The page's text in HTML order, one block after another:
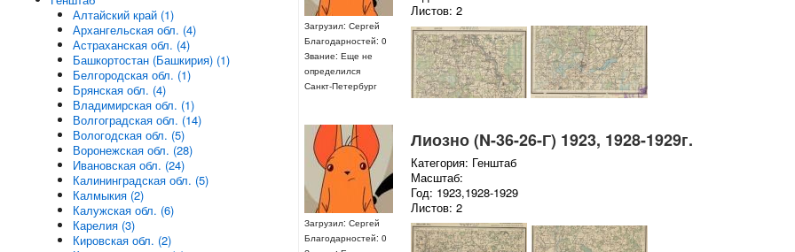
Загрузил: Сергей
Благодарностей: 0
Звание: Еще не
определился
Санкт-Петербург
Листов: 2
Загрузил: Сергей
Благодарностей: 0
Лиозно (N-36-26-Г) 1923, 1928-1929г.
Категория: Генштаб
Масштаб:
Год: 1923,1928-1929
Листов: 2
Алтайский край (1)
Архангельская обл. (4)
Астраханская обл. (4)
Башкортостан (Башкирия) (1)
Белгородская обл. (1)
Брянская обл. (4)
Владимирская обл. (1)
Волгоградская обл. (14)
Вологодская обл. (5)
Воронежская обл. (28)
Ивановская обл. (24)
Калининградская обл. (5)
Калмыкия (2)
Калужская обл. (6)
Карелия (3)
Кировская обл. (2)